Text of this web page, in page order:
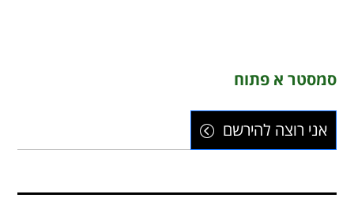
סמסטר א פתוח
אני רוצה להירשם